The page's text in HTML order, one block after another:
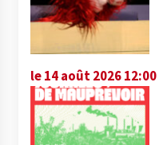
le 14 août 2026 12:00